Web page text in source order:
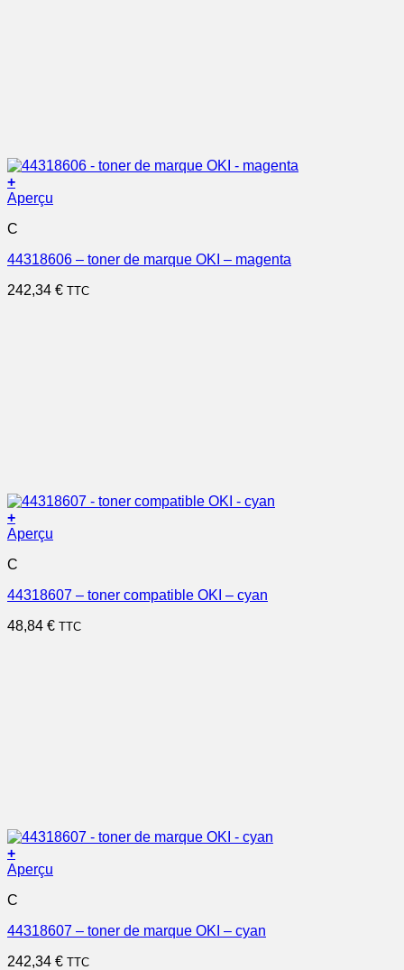
+
Aperçu
C
44318606 – toner de marque OKI – magenta
242,34 € TTC
+
Aperçu
C
44318607 – toner compatible OKI – cyan
48,84 € TTC
+
Aperçu
C
44318607 – toner de marque OKI – cyan
242,34 € TTC